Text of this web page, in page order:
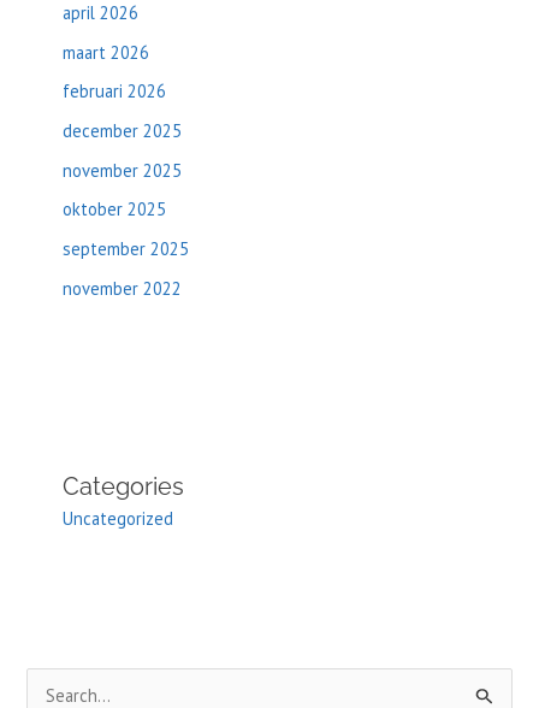
april 2026
maart 2026
februari 2026
december 2025
november 2025
oktober 2025
september 2025
november 2022
Categories
Uncategorized